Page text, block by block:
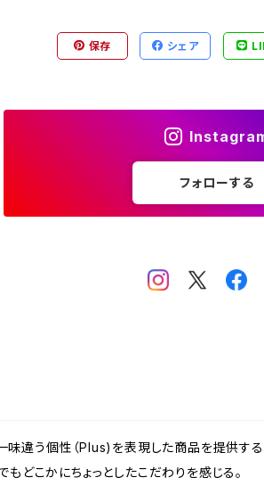
保存 シェア
フォローする
味違う個性（Plus)を表現した商品を提供する
どこかにちょっとしたこだわりを感じる。